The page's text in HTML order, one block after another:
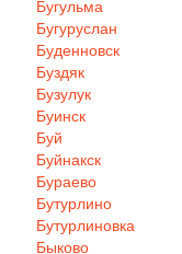
Бугульма
Бугуруслан
Буденновск
Буздяк
Бузулук
Буинск
Буй
Буйнакск
Бураево
Бутурлино
Бутурлиновка
Быково